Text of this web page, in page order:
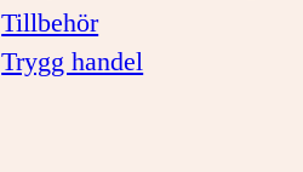
Tillbehör
Trygg handel